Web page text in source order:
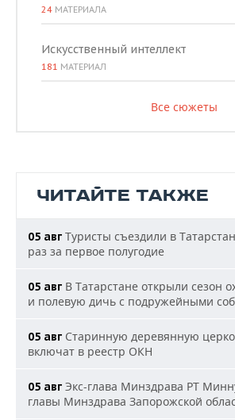
24 МАТЕРИАЛА
Искусственный интеллект
181 МАТЕРИАЛ
Все сюжеты
ЧИТАЙТЕ ТАКЖЕ
05 авг Туристы съездили в
раз за первое полугодие
05 авг В Татарстане открыли сезон
и полевую дичь с подружейными
05 авг Старинную деревянную
включат в реестр ОКН
05 авг Экс-глава Минздрава РТ
главы Минздрава Запорожской